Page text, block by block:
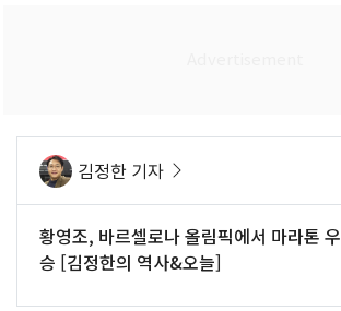
김정한 기자
황영조, 바르셀로나 올림픽에서 마라톤 우
승 [김정한의 역사&오늘]